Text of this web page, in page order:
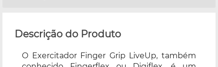
Descrição do Produto
O Exercitador Finger Grip LiveUp, também